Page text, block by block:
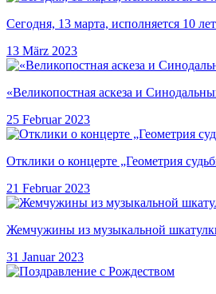
Сегодня, 13 марта, исполняется 10
13 März 2023
«Великопостная аскеза и
25 Februar 2023
Отклики о концерте „Геометрия
21 Februar 2023
Жемчужины из музыкальной
31 Januar 2023